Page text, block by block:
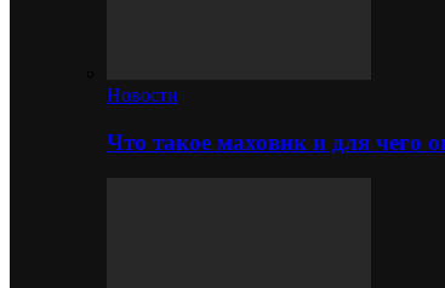
Новости
Что такое маховик и для чего